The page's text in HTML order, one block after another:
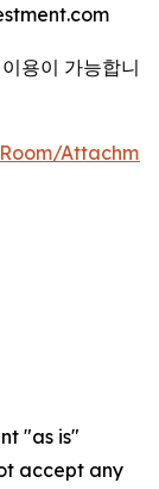
용이 가능합니
"as is"
accept any